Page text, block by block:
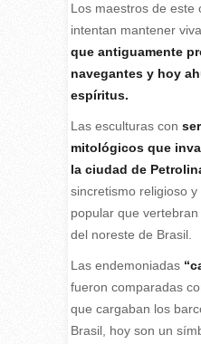
Los maestros de este
intentan mantener
que antiguamente
navegantes y hoy
espíritus.
Las esculturas con
mitológicos que
la ciudad de
sincretismo religioso y
popular que
del noreste de Brasil.
Las endemoniadas
fueron comparadas
que cargaban los
Brasil, hoy son un